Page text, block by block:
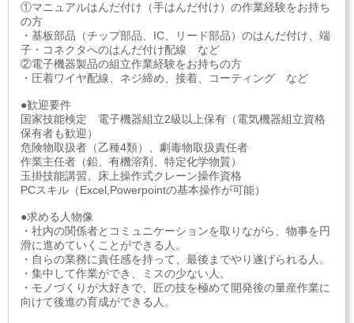
①マニュアルはんだ付け（手はんだ付け）の作業経験をお持ち
の方
・基板部品（チップ部品、IC、リード部品）のはんだ付け、端
子・コネクタへのはんだ付け配線 など
②電子機器製品の組立作業経験をお持ちの方
・圧着ワイヤ配線、ネジ締め、接着、コーティング など
●歓迎要件
国家技能検定 電子機器組立2級以上保有（電気機器組立資格
保有者も歓迎）
危険物取扱者（乙種4類）、劇毒物取扱責任者
作業主任者（鉛、有機溶剤、特定化学物質）
玉掛技能講習、床上操作式クレーン操作資格
PCスキル（Excel,Powerpointの基本操作が可能）
●求める人物像
・社内の関係者とコミュニケーションを取りながら、物事を円
滑に進めていくことができる人。
・自らの業務に責任感を持って、最後までやり遂げられる人。
・集中して作業ができ、ミスの少ない人。
・モノづくりが大好きで、匠の技を極めて開発後の量産作業に
向けて後進の育成ができる人。